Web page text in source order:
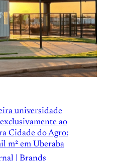
universidade
ao
Cidade do Agro:
m² em Uberaba
| Brands